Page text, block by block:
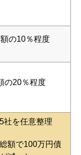
の10％程度
の20％程度
5社を任意整理
総額で100万円債